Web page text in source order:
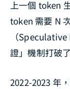
上一個 token
token 需要 N
（
證」機制打破
2022-2023 年